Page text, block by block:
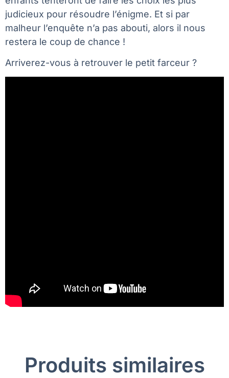
judicieux pour résoudre l’énigme. Et si par
malheur l’enquête n’a pas abouti, alors il nous
restera le coup de chance !
Arriverez-vous à retrouver le petit farceur ?
Produits similaires